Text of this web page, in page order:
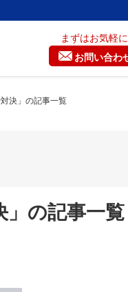
まずはお気軽に
お問い合わ
対決」の記事一覧
」の記事一覧